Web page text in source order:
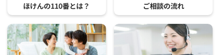
ほけんの110番とは？ ご相談の流れ